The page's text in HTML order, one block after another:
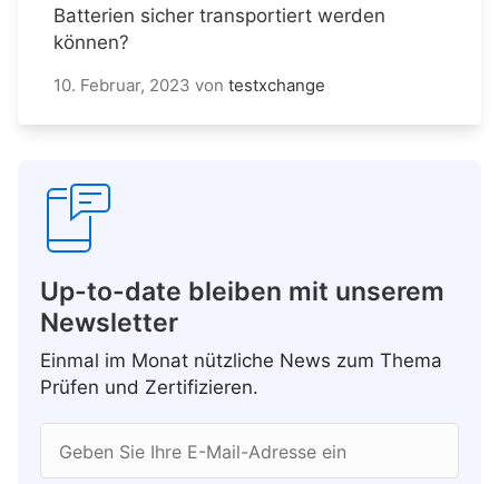
Batterien sicher transportiert werden
können?
10. Februar, 2023 von testxchange
Up-to-date bleiben mit unserem
Newsletter
Einmal im Monat nützliche News zum Thema
Prüfen und Zertifizieren.
Geben Sie Ihre E-Mail-Adresse ein